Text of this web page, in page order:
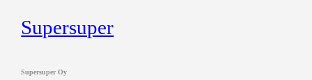
Supersuper
Supersuper Oy